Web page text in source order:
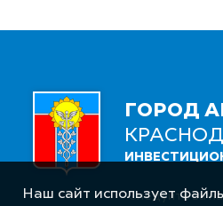
ГОРОД
Следуйте за
Наш сайт использует